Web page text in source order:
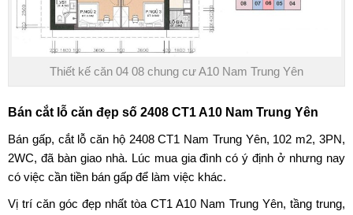
Thiết kế căn 04 08 chung cư A10 Nam Trung Yên
Bán cắt lỗ căn đẹp số 2408 CT1 A10 Nam Trung Yên
Bán gấp, cắt lỗ căn hộ 2408CT1 Nam Trung Yên, 102 m2, 3PN,
2WC, đã bàn giao nhà. Lúc mua gia đình có ý định ở nhưng nay
có việc cần tiền bán gấp để làm việc khác.
Vị trí căn góc đẹp nhất tòa CT1 A10 Nam Trung Yên, tầng trung,